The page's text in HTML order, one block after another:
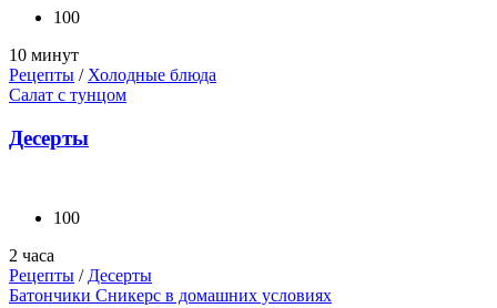
100
10 минут
Рецепты / Холодные блюда
Салат с тунцом
Десерты
100
2 часа
Рецепты /Десерты
Батончики Сникерс в домашних условиях